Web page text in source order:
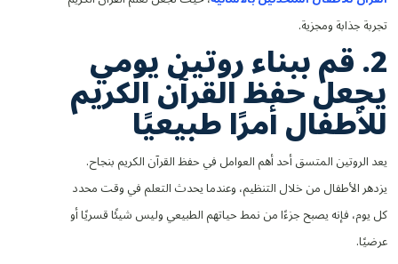
تجربة جذابة ومجزية.
2. قم ببناء روتين يومي
يجعل حفظ القرآن الكريم
للأطفال أمرًا طبيعيًا
يعد الروتين المتسق أحد أهم العوامل في حفظ القرآن الكريم بنجاح.
يزدهر الأطفال من خلال التنظيم، وعندما يحدث التعلم في وقت محدد
كل يوم، فإنه يصبح جزءًا من نمط حياتهم الطبيعي وليس شيئًا قسريًا أو
عرضيًا.